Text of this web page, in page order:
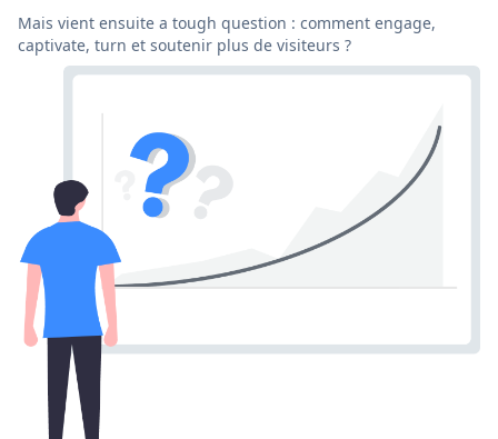
Mais vient ensuite a tough question : comment engage,
captivate, turn et soutenir plus de visiteurs ?